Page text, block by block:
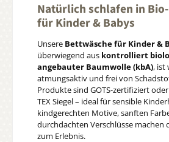
Natürlich schlafen in
für Kinder & Babys
Unsere Bettwäsche für Kinder &
überwiegend aus kontrolliert
angebauter Baumwolle (kbA), ist
atmungsaktiv und frei von
Produkte sind GOTS-zertifiziert
TEX Siegel – ideal für sensible
kindgerechten Motive, sanften
durchdachten Verschlüsse machen
zum Erlebnis.